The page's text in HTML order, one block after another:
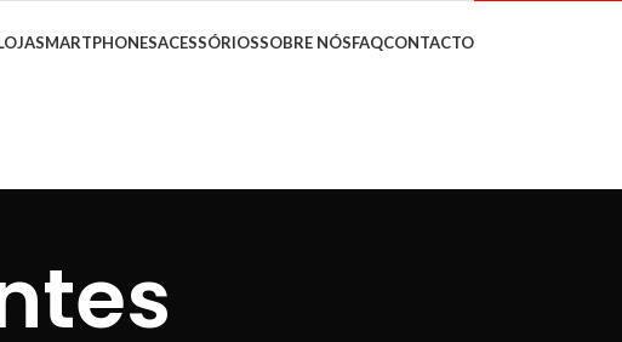
SMARTPHONESACESSÓRIOSSOBRE NÓSFAQCONTACTO